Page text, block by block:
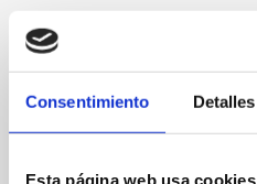
Consentimiento Detalles
Esta página web usa cookies
Especialitat:
Capacitat:70